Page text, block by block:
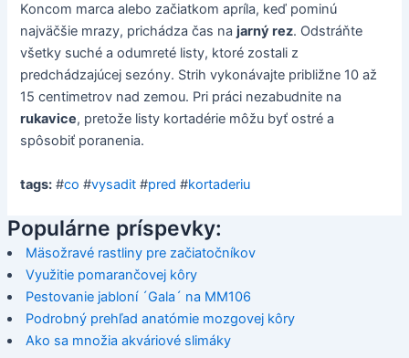
Koncom marca alebo začiatkom apríla, keď pominú
najväčšie mrazy, prichádza čas najarný rez. Odstráňte
všetky suché a odumreté listy, ktoré zostali z
predchádzajúcej sezóny. Strih vykonávajte približne 10 až
15 centimetrov nad zemou. Pri práci nezabudnite na
rukavice, pretože listy kortadérie môžu byť ostré a
spôsobiť poranenia.
tags: #co #vysadit #pred #kortaderiu
Populárne príspevky:
Mäsožravé rastliny pre začiatočníkov
Využitie pomarančovej kôry
Pestovanie jabloní ´Gala´ na MM106
Podrobný prehľad anatómie mozgovej kôry
Ako sa množia akváriové slimáky